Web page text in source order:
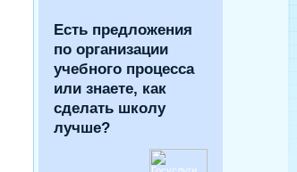
Есть предложения
по организации
учебного процесса
или знаете, как
сделать школу
лучше?